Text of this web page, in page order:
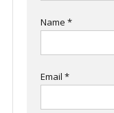
Name *
Email *